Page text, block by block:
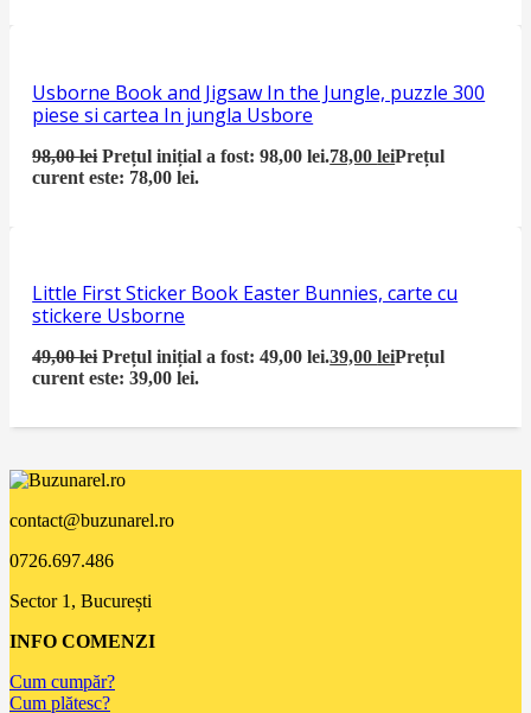
Usborne Book and Jigsaw In the Jungle, puzzle 300
piese si cartea In jungla Usbore
98,00lei Prețul inițial a fost: 98,00 lei.78,00leiPrețul
curent este: 78,00 lei.
Little First Sticker Book Easter Bunnies, carte cu
stickere Usborne
49,00lei Prețul inițial a fost: 49,00 lei.39,00leiPrețul
curent este: 39,00 lei.
contact@buzunarel.ro
0726.697.486
Sector 1, București
INFO COMENZI
Cum cumpăr?
Cum plătesc?